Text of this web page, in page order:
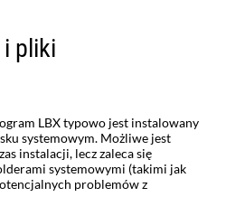
pliki
LBX typowo jest instalowany
systemowym. Możliwe jest
instalacji, lecz zaleca się
systemowymi (takimi jak
problemów z